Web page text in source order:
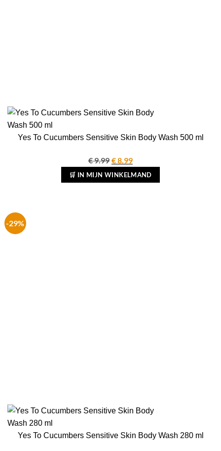
Yes To Cucumbers Sensitive Skin Body Wash 500 ml
€9.99 Oorspronkelijke
prijs
was:
€8.99Huidige
prijs
is:
🛒 IN MIJN WINKELMAND
-29%
Yes To Cucumbers Sensitive Skin Body Wash 280 ml